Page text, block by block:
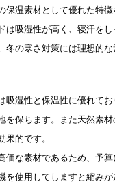
保温素材として優れた特
は吸湿性が高く、寝汗を
冬の寒さ対策には理想的
吸湿性と保温性に優れて
を保ちます。また天然素材
果的です。
価な素材であるため、予
を使用してしますと縮み